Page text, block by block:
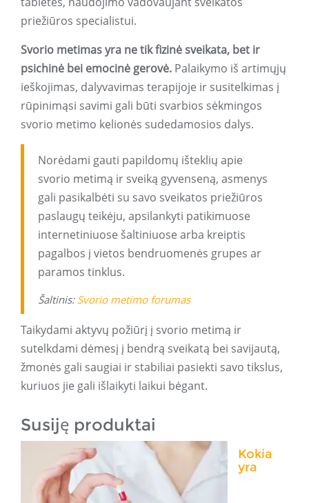
priežiūros specialistui.
Svorio metimas yra ne tik fizinė sveikata, bet ir
psichinė bei emocinė gerovė. Palaikymo iš artimųjų
ieškojimas, dalyvavimas terapijoje ir susitelkimas į
rūpinimąsi savimi gali būti svarbios sėkmingos
svorio metimo kelionės sudedamosios dalys.
Norėdami gauti papildomų išteklių apie
svorio metimą ir sveiką gyvenseną, asmenys
gali pasikalbėti su savo sveikatos priežiūros
paslaugų teikėju, apsilankyti patikimuose
internetiniuose šaltiniuose arba kreiptis
pagalbos į vietos bendruomenės grupes ar
paramos tinklus.
Šaltinis: Svorio metimo forumas
Taikydami aktyvų požiūrį į svorio metimą ir
sutelkdami dėmesį į bendrą sveikatą bei savijautą,
žmonės gali saugiai ir stabiliai pasiekti savo tikslus,
kuriuos jie gali išlaikyti laikui bėgant.
Susiję produktai
Kokia
yra